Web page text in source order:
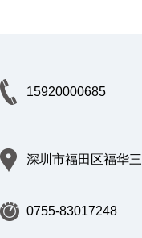
15920000685
深圳市福田区福华
0755-83017248